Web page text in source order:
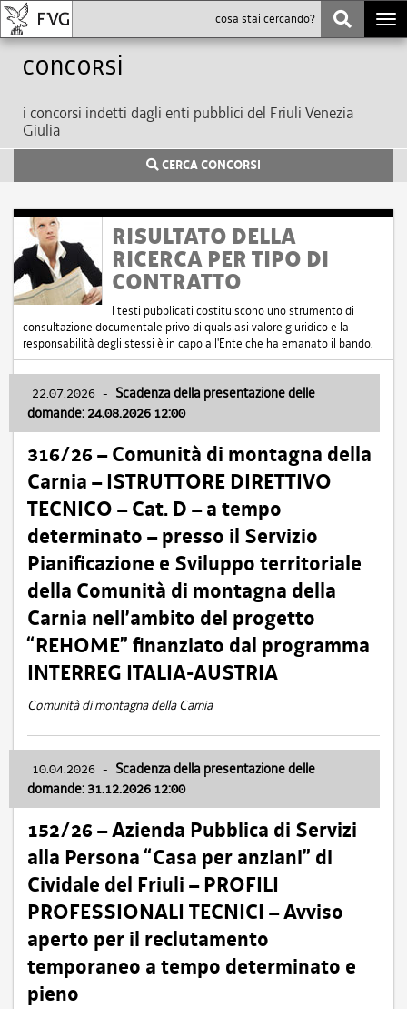
Concorsi
i concorsi indetti dagli enti pubblici del Friuli Venezia
Giulia
CERCA CONCORSI
RISULTATO DELLA
RICERCA PER TIPO DI
CONTRATTO
I testi pubblicati costituiscono uno strumento di
consultazione documentale privo di qualsiasi valore giuridico e la
responsabilità degli stessi è in capo all'Ente che ha emanato il bando.
22.07.2026 - Scadenza della presentazione delle
domande: 24.08.2026 12:00
316/26 – Comunità di montagna della
Carnia – ISTRUTTORE DIRETTIVO
TECNICO – Cat. D – a tempo
determinato – presso il Servizio
Pianificazione e Sviluppo territoriale
della Comunità di montagna della
Carnia nell’ambito del progetto
“REHOME” finanziato dal programma
INTERREG ITALIA-AUSTRIA
Comunità di montagna della Carnia
10.04.2026 - Scadenza della presentazione delle
domande: 31.12.2026 12:00
152/26 – Azienda Pubblica di Servizi
alla Persona “Casa per anziani” di
Cividale del Friuli – PROFILI
PROFESSIONALI TECNICI – Avviso
aperto per il reclutamento
temporaneo a tempo determinato e
pieno